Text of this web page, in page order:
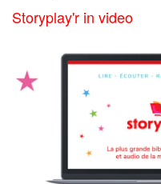
Storyplay'r in video